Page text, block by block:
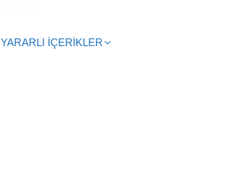
YARARLI İÇERİKLER